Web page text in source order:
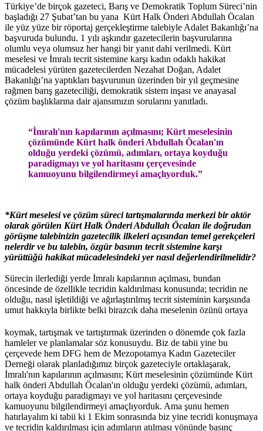
Türkiye’de birçok gazeteci, Barış ve Demokratik Toplum Süreci’nin
başladığı 27 Şubat’tan bu yana Kürt Halk Önderi Abdullah Öcalan
ile yüz yüze bir röportaj gerçekleştirme talebiyle Adalet Bakanlığı’na
başvuruda bulundu. 1 yılı aşkındır gazetecilerin başvurularına
olumlu veya olumsuz her hangi bir yanıt dahi verilmedi. Kürt
meselesi ve İmralı tecrit sistemine karşı kadın odaklı hakikat
mücadelesi yürüten gazetecilerden Nezahat Doğan, Adalet
Bakanlığı’na yaptıkları başvurunun üzerinden bir yıl geçmesine
rağmen barış gazeteciliği, demokratik sistem inşası ve anayasal
çözüm başlıklarına dair ajansımızın sorularını yanıtladı.
“İmralı'nın kapılarının açılmasını; Kürt meselesinin
çözümünde Kürt halk önderi Abdullah Öcalan'ın
olduğu yerdeki çözümü, adımları, ortaya koyduğu
paradigmayı ve yol haritasını çerçevesinde
kamuoyunu bilgilendirmeyi amaçlıyorduk.”
*Kürt meselesi ve çözüm süreci tartışmalarında merkezi bir aktör
olarak görülen Kürt Halk Önderi Abdullah Öcalan ile doğrudan
görüşme talebinizin gazetecilik ilkeleri açısından temel gerekçeleri
nelerdir ve bu talebin, özgür basının tecrit sistemine karşı
yürüttüğü hakikat mücadelesindeki yer nasıl değerlendirilmelidir?
Sürecin ilerlediği yerde İmralı kapılarının açılması, bundan
öncesinde de özellikle tecridin kaldırılması konusunda; tecridin ne
olduğu, nasıl işletildiği ve ağırlaştırılmış tecrit sisteminin karşısında
umut hakkıyla birlikte belki birazcık daha meselenin özünü ortaya
koymak, tartışmak ve tartıştırmak üzerinden o dönemde çok fazla
hamleler ve planlamalar söz konusuydu. Biz de tabii yine bu
çerçevede hem DFG hem de Mezopotamya Kadın Gazeteciler
Derneği olarak planladığımız birçok gazeteciyle ortaklaşarak,
İmralı'nın kapılarının açılmasını; Kürt meselesinin çözümünde Kürt
halk önderi Abdullah Öcalan'ın olduğu yerdeki çözümü, adımları,
ortaya koyduğu paradigmayı ve yol haritasını çerçevesinde
kamuoyunu bilgilendirmeyi amaçlıyorduk. Ama şunu hemen
hatırlayalım ki tabii ki 1 Ekim sonrasında biz yine tecridi konuşmaya
ve tecridin kaldırılması için adımların atılması yönünde basınç